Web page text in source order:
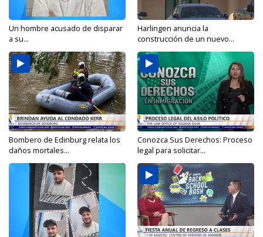
Un hombre acusado de disparar
a su...
Harlingen anuncia la
construcción de un nuevo...
Bombero de Edinburg relata los
daños mortales...
Conozca Sus Derechos: Proceso
legal para solicitar...